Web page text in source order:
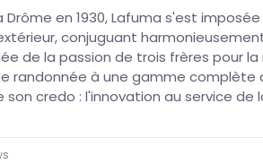
en 1930, Lafuma s'est
conjuguant
de la passion de trois frères pour
randonnée à une gamme complète
son credo : l'innovation au service de